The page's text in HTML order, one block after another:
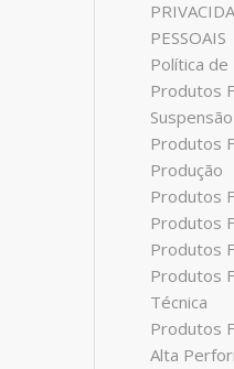
PESSOAIS
Política de
Produtos
Suspensão
Produtos
Produção
Produtos
Produtos
Produtos
Produtos
Técnica
Produtos
Alta